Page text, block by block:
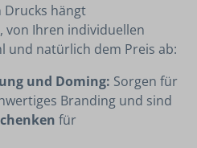
Drucks hängt
von Ihren individuellen
und natürlich dem Preis ab:
und Doming: Sorgen für
Branding und sind
für